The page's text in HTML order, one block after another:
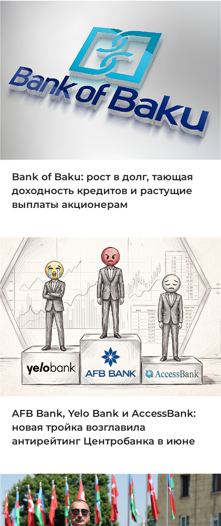
Bank of Baku: рост в долг, тающая
доходность кредитов и растущие
выплаты акционерам
AFB Bank, Yelo Bank и AccessBank:
новая тройка возглавила
антирейтинг Центробанка в июне